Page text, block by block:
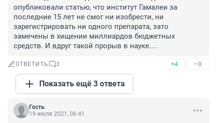
опубликовали статью, что институт Гамалеи за
последние 15 лет не смог ни изобрести, ни
зарегистрировать ни одного препарата, зато
замечены в хищении миллиардов бюджетных
средств. И вдруг такой прорыв в науке....
ОТВЕТИТЬ 3 +4 –0
Показать ещё 3 ответа
Гость
19 июля 2021, 06:41